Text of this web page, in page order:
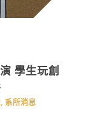
學生玩創
, 系所消息